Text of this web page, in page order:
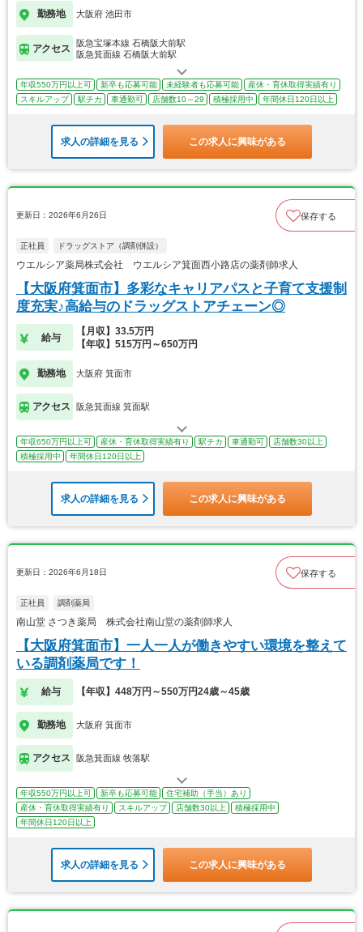
勤務地 大阪府 池田市
アクセス
阪急宝塚本線 石橋阪大前駅
阪急箕面線 石橋阪大前駅
年収550万円以上可 新卒も応募可能 未経験者も応募可能
産休・育休取得実績有り
スキルアップ
駅チカ 車通勤可 店舗数10～29 積極採用中 年間休日120日以上
求人の詳細を見る この求人に興味がある
更新日：2026年6月26日 保存する
正社員 ドラッグストア（調剤併設）
ウエルシア薬局株式会社 ウエルシア箕面西小路店の薬剤師求人
【大阪府箕面市】多彩なキャリアパスと子育て支援制
度充実♪高給与のドラッグストアチェーン◎
給与
【月収】33.5万円
【年収】515万円～650万円
勤務地 大阪府 箕面市
アクセス 阪急箕面線 箕面駅
年収650万円以上可 産休・育休取得実績有り 駅チカ 車通勤可
店舗数30以上
積極採用中
年間休日120日以上
求人の詳細を見る この求人に興味がある
更新日：2026年6月18日 保存する
正社員 調剤薬局
南山堂 さつき薬局 株式会社南山堂の薬剤師求人
【大阪府箕面市】一人一人が働きやすい環境を整えて
いる調剤薬局です！
給与 【年収】448万円～550万円24歳～45歳
勤務地 大阪府 箕面市
アクセス 阪急箕面線 牧落駅
年収550万円以上可 新卒も応募可能
住宅補助（手当）あり
産休・育休取得実績有り
スキルアップ 店舗数30以上
積極採用中
年間休日120日以上
求人の詳細を見る この求人に興味がある